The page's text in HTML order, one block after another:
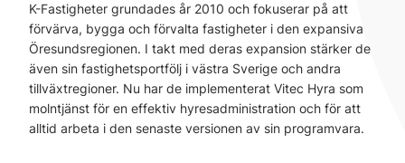
K-Fastigheter grundades år 2010 och fokuserar på att
förvärva, bygga och förvalta fastigheter i den expansiva
Öresundsregionen. I takt med deras expansion stärker de
även sin fastighetsportfölj i västra Sverige och andra
tillväxtregioner. Nu har de implementerat Vitec Hyra som
molntjänst för en effektiv hyresadministration och för att
alltid arbeta i den senaste versionen av sin programvara.